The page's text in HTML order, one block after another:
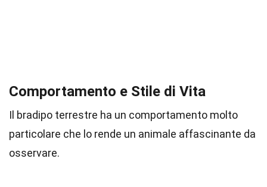
Comportamento e Stile di Vita
Il bradipo terrestre ha un comportamento molto
particolare che lo rende un animale affascinante da
osservare.